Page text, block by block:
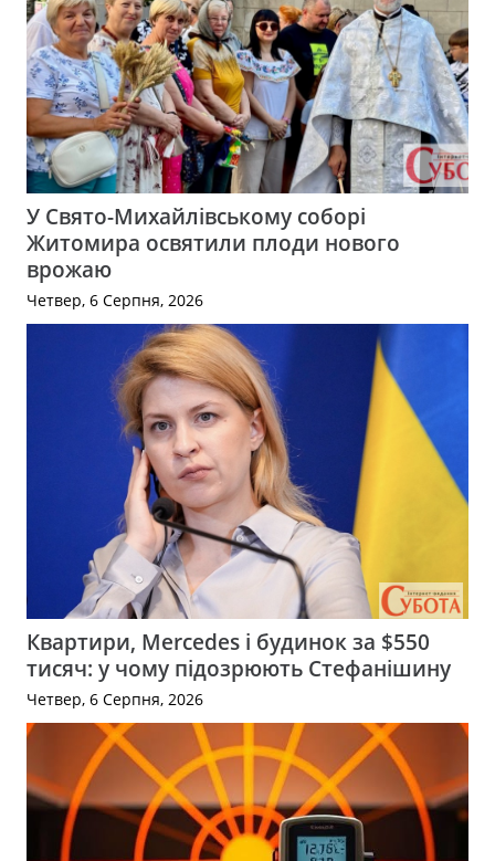
У Свято-Михайлівському соборі
Житомира освятили плоди нового
врожаю
Четвер, 6 Серпня, 2026
Квартири, Mercedes і будинок за $550
тисяч: у чому підозрюють Стефанішину
Четвер, 6 Серпня, 2026